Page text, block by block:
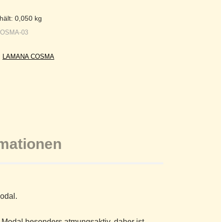
0,050 kg
03
LAMANA COSMA